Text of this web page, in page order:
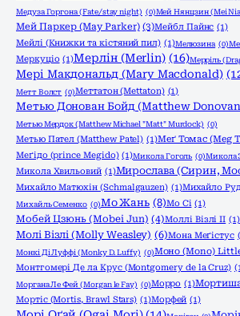
Медуза Горгона (Fate/stay night) (0)Мей Нянцзин (Mei
Мей Паркер (May Parker) (3)Мейбл Пайнс (1)
Мейлі (Книжки та кістяний пил) (1)Мелюзина (0)
Меркуціо (1)Мерлін (Merlin) (16)Мерріль
Мері Макдональд (Mary Macdonald)
Метт Волст (0)Меттатон (Mettaton) (1)
Метью Донован Бойд (Matthew Donovan
Метью Мердок (Matthew Michael "Matt" Murdock) (0)
Метью Пател (Matthew Patel) (1)Меґ Томас (Meg
Меґідо (prince Megido) (1)Микола Гоголь (0)Микола
Микола Хвильовий (1)Мирослава (Сирин,
Михайло Матюхін (Schmalgauzen) (1)Михайло
Михайль Семенко (0)Мо Жань (8)Мо Сі (1)
Мобей Цзюнь (Mobei Jun) (4)Моллі Візлі ІІ (1)
Молі Візлі (Molly Weasley) (6)Мона Меґістус
Монкі Ді Луффі (Monky D. Luffy) (0)Моно (Mono)
Монтгомері Де ла Крус (Montgomery de la Cruz)
Моргана Ле Фей (Morgan le Fay) (0)Морро (1)
Мортіс (Mortis, Brawl Stars) (1)Морфей (1)